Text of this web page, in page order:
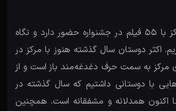
او ادامه داد: امسال مرکز با 55 فیلم در جشنواره حضور دارد و نگاه
اکثر دوستان سال گذشته هنوز با مرکز در
مرکز به سمت حرف دغدغه‌مند باز است و از
با دوستانی داشتیم که سال گذشته در
اکنون همدلانه و مشفقانه است. همچنین